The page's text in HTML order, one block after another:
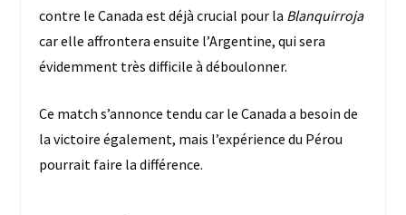
contre le Canada est déjà crucial pour la Blanquirroja
car elle affrontera ensuite l’Argentine, qui sera
évidemment très difficile à déboulonner.
Ce match s’annonce tendu car le Canada a besoin de
la victoire également, mais l’expérience du Pérou
pourrait faire la différence.